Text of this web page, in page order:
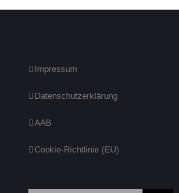
Impressum
Datenschutzerklärung
AAB
Cookie-Richtlinie (EU)